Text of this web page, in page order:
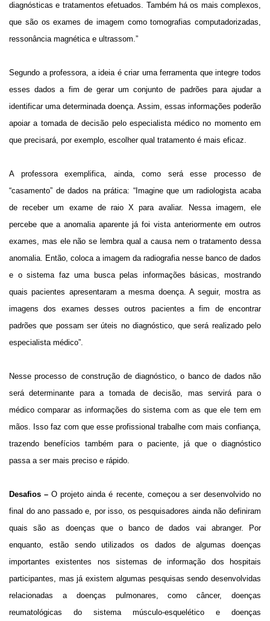
diagnósticas e tratamentos efetuados. Também há os mais complexos,
que são os exames de imagem como tomografias computadorizadas,
ressonância magnética e ultrassom.”
Segundo a professora, a ideia é criar uma ferramenta que integre todos
esses dados a fim de gerar um conjunto de padrões para ajudar a
identificar uma determinada doença. Assim, essas informações poderão
apoiar a tomada de decisão pelo especialista médico no momento em
que precisará, por exemplo, escolher qual tratamento é mais eficaz.
A professora exemplifica, ainda, como será esse processo de
“casamento” de dados na prática: “Imagine que um radiologista acaba
de receber um exame de raio X para avaliar. Nessa imagem, ele
percebe que a anomalia aparente já foi vista anteriormente em outros
exames, mas ele não se lembra qual a causa nem o tratamento dessa
anomalia. Então, coloca a imagem da radiografia nesse banco de dados
e o sistema faz uma busca pelas informações básicas, mostrando
quais pacientes apresentaram a mesma doença. A seguir, mostra as
imagens dos exames desses outros pacientes a fim de encontrar
padrões que possam ser úteis no diagnóstico, que será realizado pelo
especialista médico”.
Nesse processo de construção de diagnóstico, o banco de dados não
será determinante para a tomada de decisão, mas servirá para o
médico comparar as informações do sistema com as que ele tem em
mãos. Isso faz com que esse profissional trabalhe com mais confiança,
trazendo benefícios também para o paciente, já que o diagnóstico
passa a ser mais preciso e rápido.
Desafios –O projeto ainda é recente, começou a ser desenvolvido no
final do ano passado e, por isso, os pesquisadores ainda não definiram
quais são as doenças que o banco de dados vai abranger. Por
enquanto, estão sendo utilizados os dados de algumas doenças
importantes existentes nos sistemas de informação dos hospitais
participantes, mas já existem algumas pesquisas sendo desenvolvidas
relacionadas a doenças pulmonares, como câncer, doenças
reumatológicas do sistema músculo-esquelético e doenças